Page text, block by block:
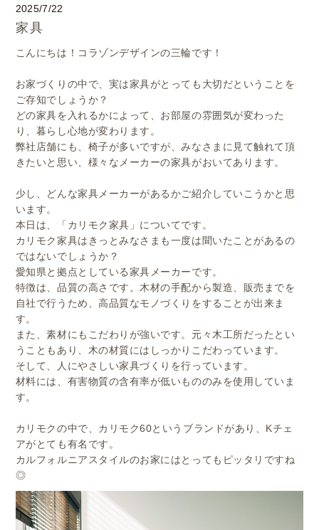
2025/7/22
家具
こんにちは！コラゾンデザインの三輪です！
お家づくりの中で、実は家具がとっても大切だということを
ご存知でしょうか？
どの家具を入れるかによって、お部屋の雰囲気が変わった
り、暮らし心地が変わります。
弊社店舗にも、椅子が多いですが、みなさまに見て触れて頂
きたいと思い、様々なメーカーの家具がおいてあります。
少し、どんな家具メーカーがあるかご紹介していこうかと思
います。
本日は、「カリモク家具」についてです。
カリモク家具はきっとみなさまも一度は聞いたことがあるの
ではないでしょうか？
愛知県と拠点としている家具メーカーです。
特徴は、品質の高さです。木材の手配から製造、販売までを
自社で行うため、高品質なモノづくりをすることが出来ま
す。
また、素材にもこだわりが強いです。元々木工所だったとい
うこともあり、木の材質にはしっかりこだわっています。
そして、人にやさしい家具づくりを行っています。
材料には、有害物質の含有率が低いもののみを使用していま
す。
カリモクの中で、カリモク60というブランドがあり、Kチェ
アがとても有名です。
カルフォルニアスタイルのお家にはとってもピッタリですね
◎